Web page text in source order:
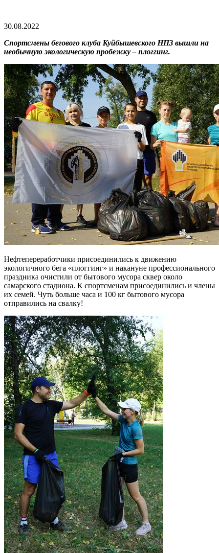
30.08.2022
Спортсмены бегового клуба Куйбышевского НПЗ вышли на
необычную экологическую пробежку – плоггинг.
Нефтепереработчики присоединились к движению
экологичного бега «плоггинг» и накануне профессионального
праздника очистили от бытового мусора сквер около
самарского стадиона. К спортсменам присоединились и члены
их семей. Чуть больше часа и 100 кг бытового мусора
отправились на свалку!